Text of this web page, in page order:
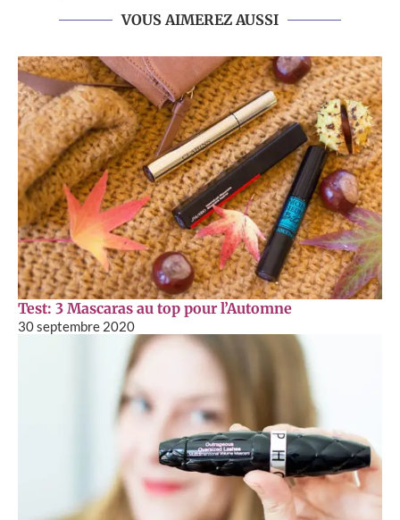
VOUS AIMEREZ AUSSI
Test: 3 Mascaras au top pour l’Automne
30 septembre 2020